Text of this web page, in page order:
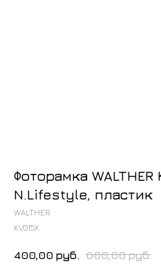
Фоторамка WALTHER
N.Lifestyle, пластик
WALTHER
KV015X
400,00 руб. 600,00 руб.